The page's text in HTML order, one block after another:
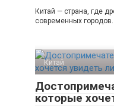
Китай — страна, где
современных
Китай
которые